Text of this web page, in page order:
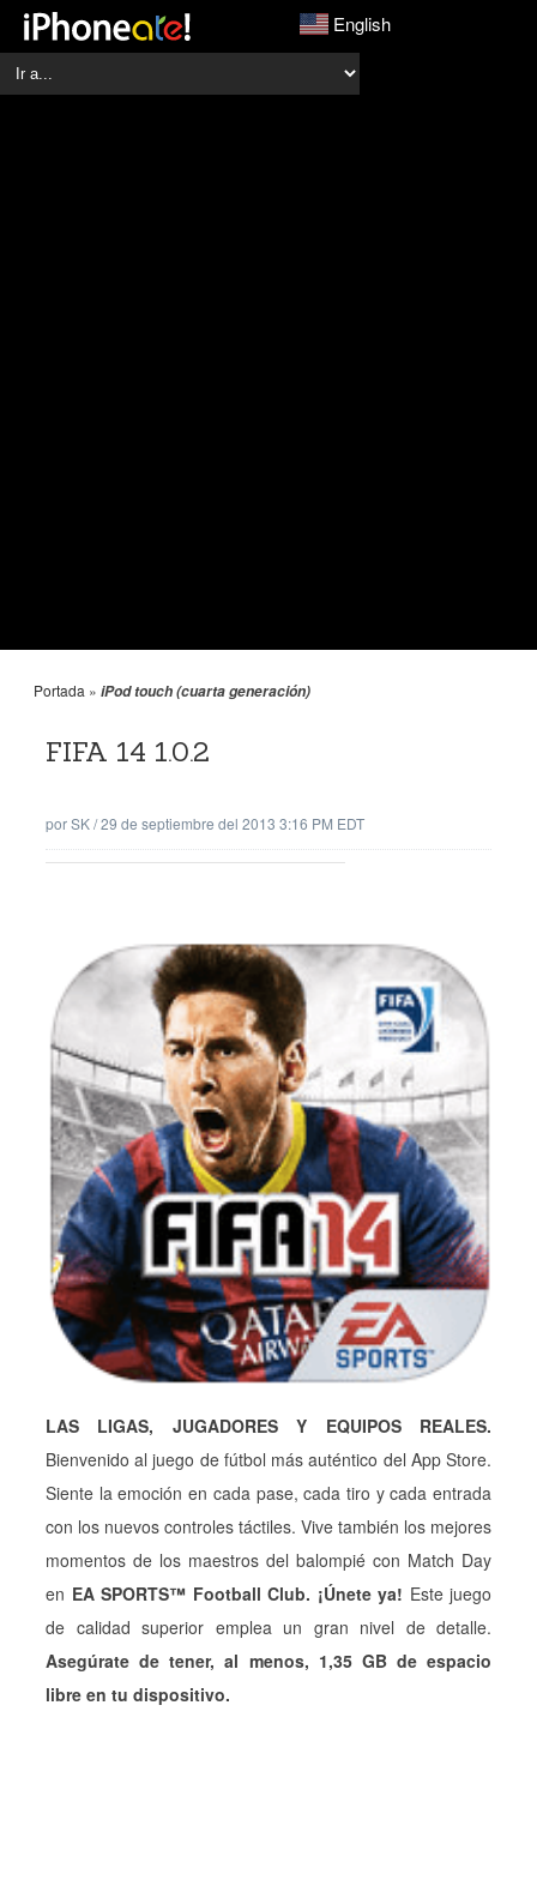
English
Portada » iPod touch (cuarta generación)
FIFA 14 1.0.2
porSK/29 de septiembre del 2013 3:16 PM EDT
LAS LIGAS, JUGADORES Y EQUIPOS REALES.
Bienvenido al juego de fútbol más auténtico del App Store.
Siente la emoción en cada pase, cada tiro y cada entrada
con los nuevos controles táctiles. Vive también los mejores
momentos de los maestros del balompié con Match Day
en EA SPORTS™ Football Club. ¡Únete ya! Este juego
de calidad superior emplea un gran nivel de detalle.
Asegúrate de tener, al menos, 1,35 GB de espacio
libre en tu dispositivo.